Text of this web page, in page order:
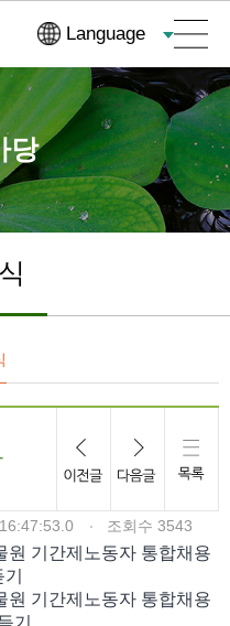
Language
당
조회수 3543
원 기간제노동자 통합채용
원 기간제노동자 통합채용